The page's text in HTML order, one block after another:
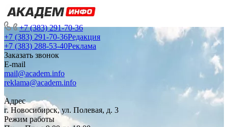
+7 (383) 291-70-36
+7 (383) 291-70-36Редакция
+7 (383) 288-53-40Реклама
Заказать звонок
E-mail
mail@academ.info
reklama@academ.info
Адрес
г. Новосибирск, ул. Полевая, д. 3
Режим работы